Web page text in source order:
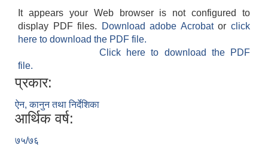
It appears your Web browser is not configured to
display PDF files.
Download adobe Acrobatorclick
here to download the PDF file.
Click here to download the PDF
file.
प्रकार:
ऐन, कानुन तथा निर्देशिका
आर्थिक वर्ष:
७५/७६